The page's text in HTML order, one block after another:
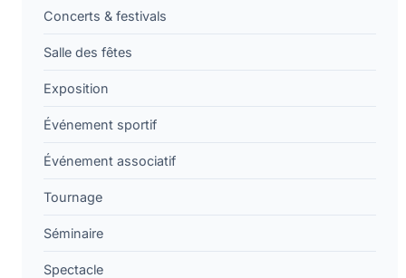
Concerts & festivals
Salle des fêtes
Exposition
Événement sportif
Événement associatif
Tournage
Séminaire
Spectacle